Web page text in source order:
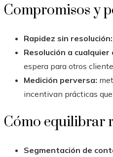
Compromisos y
Rapidez sin resolución:
Resolución a cualquier
espera para otros
Medición perversa:
incentivan prácticas
Cómo equilibrar
Segmentación de